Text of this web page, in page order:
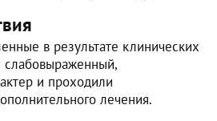
в результате клинических
слабовыраженный,
и проходили
лечения.